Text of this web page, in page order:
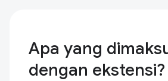
Apa yang
dengan ekstensi?